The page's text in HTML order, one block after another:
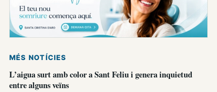
MÉS NOTÍCIES
L’aigua surt amb color a Sant Feliu i genera inquietud
entre alguns veïns